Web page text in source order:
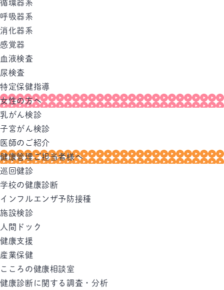
循環器系
呼吸器系
消化器系
感覚器
血液検査
尿検査
特定保健指導
女性の方へ
乳がん検診
子宮がん検診
医師のご紹介
健康管理ご担当者様へ
巡回健診
学校の健康診断
インフルエンザ予防接種
施設検診
人間ドック
健康支援
産業保健
こころの健康相談室
健康診断に関する調査・分析